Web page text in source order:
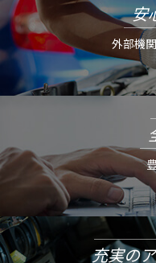
安
外部機
充実の